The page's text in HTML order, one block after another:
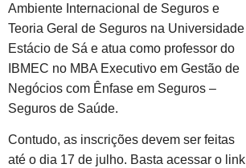
Ambiente Internacional de Seguros e
Teoria Geral de Seguros na Universidade
Estácio de Sá e atua como professor do
IBMEC no MBA Executivo em Gestão de
Negócios com Ênfase em Seguros –
Seguros de Saúde.
Contudo, as inscrições devem ser feitas
até o dia 17 de julho. Basta acessar o link